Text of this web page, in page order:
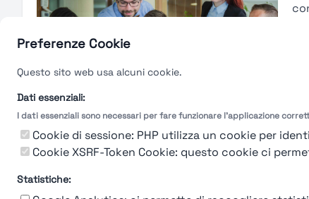
Preferenze Cookie
Questo sito web usa alcuni cookie.
Dati essenziali:
I dati essenziali sono necessari per fare funzionare l'applicazione
Cookie di sessione: PHP utilizza un cookie per
Cookie XSRF-Token Cookie: questo cookie ci
Statistiche: